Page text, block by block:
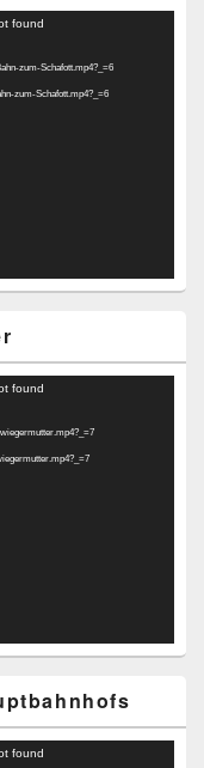
found
zum-Schafott.mp4?_=6
zum-Schafott.mp4?_=6
found
found